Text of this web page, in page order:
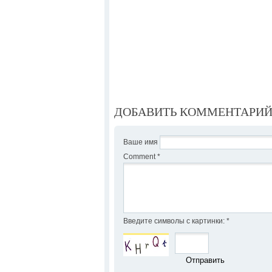
ДОБАВИТЬ КОММЕНТАРИЙ
Ваше имя
Comment *
Введите символы с картинки: *